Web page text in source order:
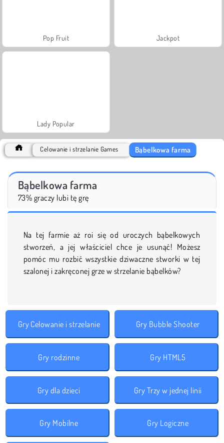
Pop Fruit Jackpot
Lady Popular
Celowanie i strzelanie Games Bąbelkowa farma
Bąbelkowa farma
73% graczy lubi tę grę
Na tej farmie aż roi się od uroczych bąbelkowych
stworzeń, a jej właściciel chce je usunąć! Możesz
pomóc mu rozbić wszystkie dziwaczne stworki w tej
szalonej i zakręconej grze w strzelanie bąbelków?
Gry Celowanie i strzelanie Gry Bubble Shooter
Gry rodzinne Gry HTML5
Gry dla dzieci Gry Trzy w jednej linii
Gry Mobilne Gry Logiczne